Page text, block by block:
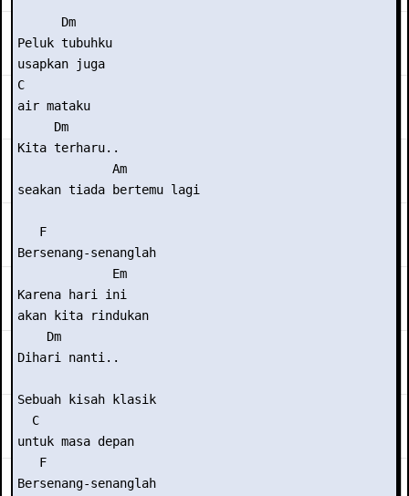
      Dm
Peluk tubuhku
usapkan juga
C
air mataku
     Dm
Kita terharu..
             Am
seakan tiada bertemu lagi
   F
Bersenang-senanglah
             Em
Karena hari ini
akan kita rindukan
    Dm
Dihari nanti..
Sebuah kisah klasik
  C
untuk masa depan
   F
Bersenang-senanglah